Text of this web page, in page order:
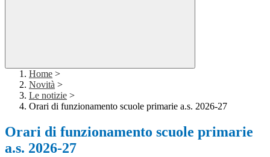
Home >
Novità >
Le notizie >
Orari di funzionamento scuole primarie a.s. 2026-27
Orari di funzionamento scuole primarie
a.s. 2026-27